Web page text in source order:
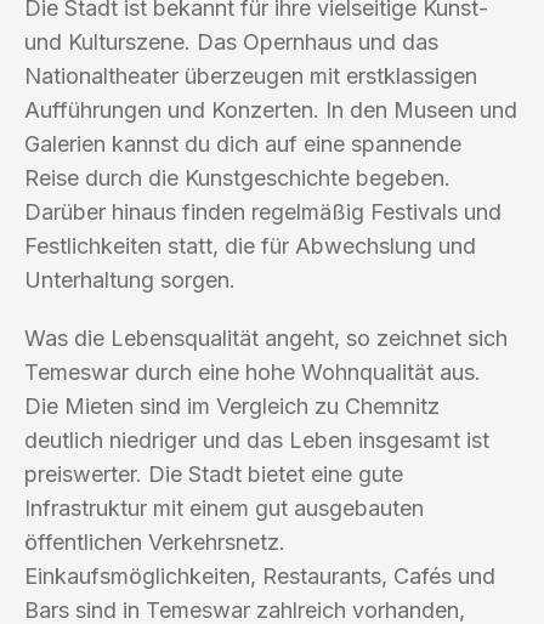
Die Stadt ist bekannt für ihre vielseitige Kunst-
und Kulturszene. Das Opernhaus und das
Nationaltheater überzeugen mit erstklassigen
Aufführungen und Konzerten. In den Museen und
Galerien kannst du dich auf eine spannende
Reise durch die Kunstgeschichte begeben.
Darüber hinaus finden regelmäßig Festivals und
Festlichkeiten statt, die für Abwechslung und
Unterhaltung sorgen.
Was die Lebensqualität angeht, so zeichnet sich
Temeswar durch eine hohe Wohnqualität aus.
Die Mieten sind im Vergleich zu Chemnitz
deutlich niedriger und das Leben insgesamt ist
preiswerter. Die Stadt bietet eine gute
Infrastruktur mit einem gut ausgebauten
öffentlichen Verkehrsnetz.
Einkaufsmöglichkeiten, Restaurants, Cafés und
Bars sind in Temeswar zahlreich vorhanden,